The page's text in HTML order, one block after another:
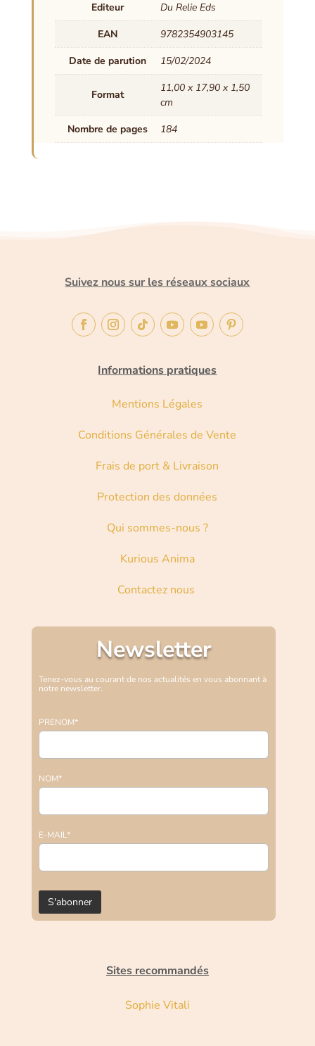
Editeur
Du Relie Eds
EAN
9782354903145
Date de parution
15/02/2024
Format
11,00 x 17,90 x 1,50
cm
Nombre de pages
184
Suivez nous sur les réseaux sociaux
Informations pratiques
Mentions Légales
Conditions Générales de Vente
Frais de port & Livraison
Protection des données
Qui sommes-nous ?
Kurious Anima
Contactez nous
Newsletter
Tenez-vous au courant de nos actualités en vous abonnant à
notre newsletter.
PRENOM*
NOM*
E-MAIL*
Sites recommandés
Sophie Vitali